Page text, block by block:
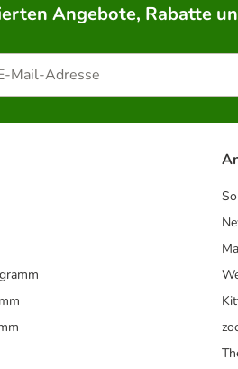
Angebote, Rabatte